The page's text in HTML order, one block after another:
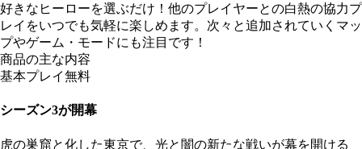
好きなヒーローを選ぶだけ！他のプレイヤーとの白熱の協力プ
レイをいつでも気軽に楽しめます。次々と追加されていくマッ
プやゲーム・モードにも注目です！
商品の主な内容
基本プレイ無料
シーズン3が開幕
虎の巣窟と化した東京で、光と闇の新たな戦いが幕を開ける